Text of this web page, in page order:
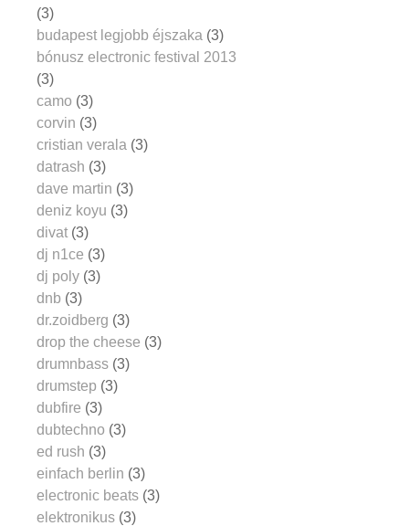
(3)
budapest legjobb éjszaka (3)
bónusz electronic festival 2013
(3)
camo (3)
corvin (3)
cristian verala (3)
datrash (3)
dave martin (3)
deniz koyu (3)
divat (3)
dj n1ce (3)
dj poly (3)
dnb (3)
dr.zoidberg (3)
drop the cheese (3)
drumnbass (3)
drumstep (3)
dubfire (3)
dubtechno (3)
ed rush (3)
einfach berlin (3)
electronic beats (3)
elektronikus (3)